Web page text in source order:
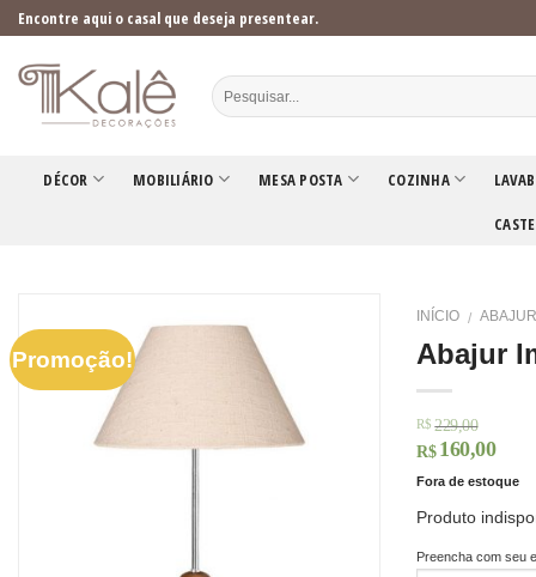
Skip
to
content
Encontre aqui o casal que deseja presentear.
DÉCOR MOBILIÁRIO MESA POSTA COZINHA
Promoção!
INÍCIO / ABAJUR
Abajur
R$ 229,00
R$ 160,00
Fora de estoque
Produto
Preencha com seu